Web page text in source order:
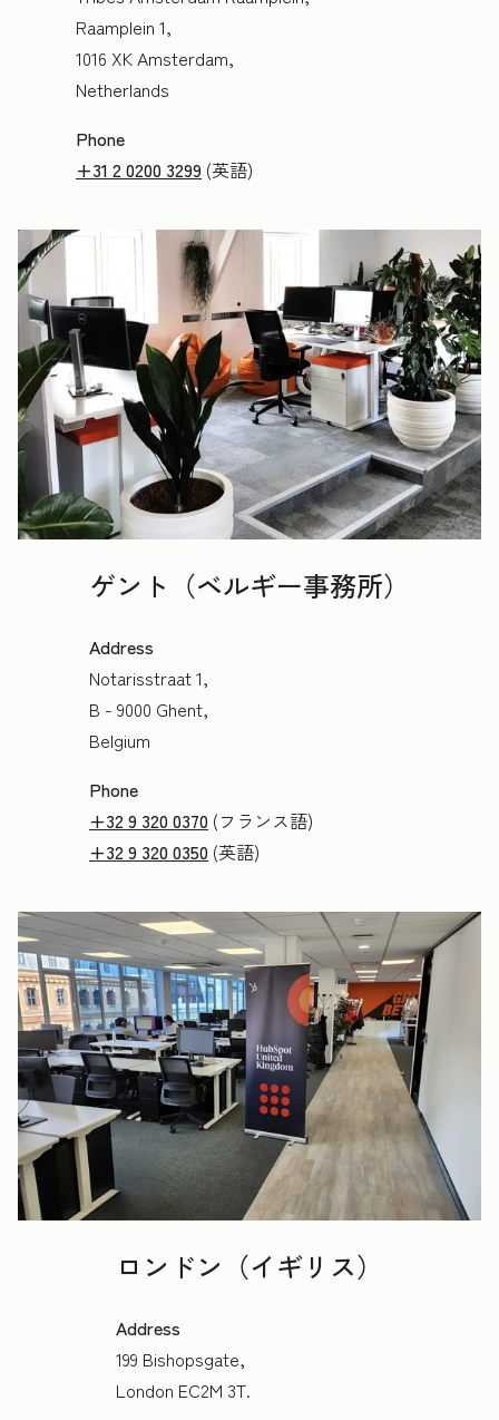
Raamplein 1,
1016 XK Amsterdam,
Netherlands
Phone
+31 2 0200 3299 (英語)
ゲント（ベルギー事務所）
Address
Notarisstraat 1,
B - 9000 Ghent,
Belgium
Phone
+32 9 320 0370 (フランス語)
+32 9 320 0350 (英語)
ロンドン（イギリス）
Address
199 Bishopsgate,
London EC2M 3T.